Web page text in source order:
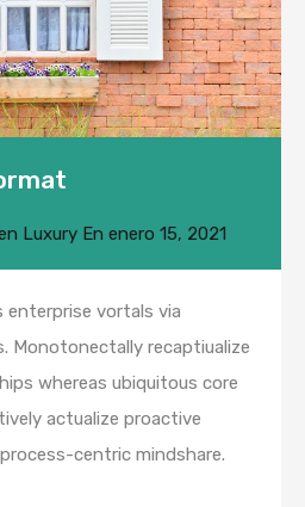
Luxury En enero 15, 2021
vortals via
Monotonectally recaptiualize
whereas ubiquitous core
actualize proactive
centric mindshare.